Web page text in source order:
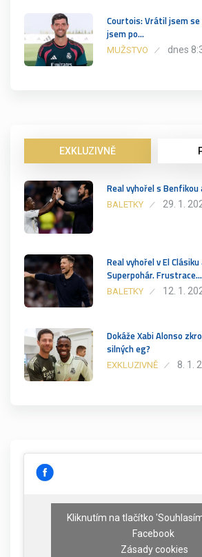
Courtois: Vrátil jsem
jsem po…
MUŽSTVO dnes
EXKLUZIVNĚ
Real vyhořel s
BALETKY 29. 1.
Real vyhořel v El
Superpohár. Frustrace…
BALETKY 12. 1.
Dokáže Xabi Alonso
silných eg?
EXKLUZIVNĚ 8. 1.
Kliknutím na tlačítko
Facebook
Zásady cookies